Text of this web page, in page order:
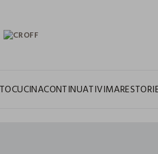
CUCINACONTINUATIVIMARE